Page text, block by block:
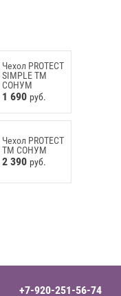
Чехол PROTECT
SIMPLE ТМ
СОНУМ
1 690 руб.
Чехол PROTECT
ТМ СОНУМ
2 390 руб.
+7-920-251-56-74